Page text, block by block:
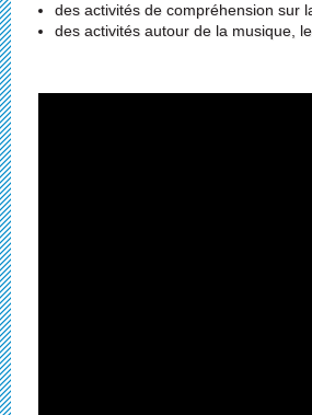
des activités de compréhension sur
des activités autour de la musique,